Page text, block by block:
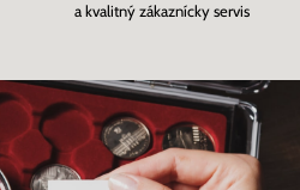
a kvalitný zákaznícky servis